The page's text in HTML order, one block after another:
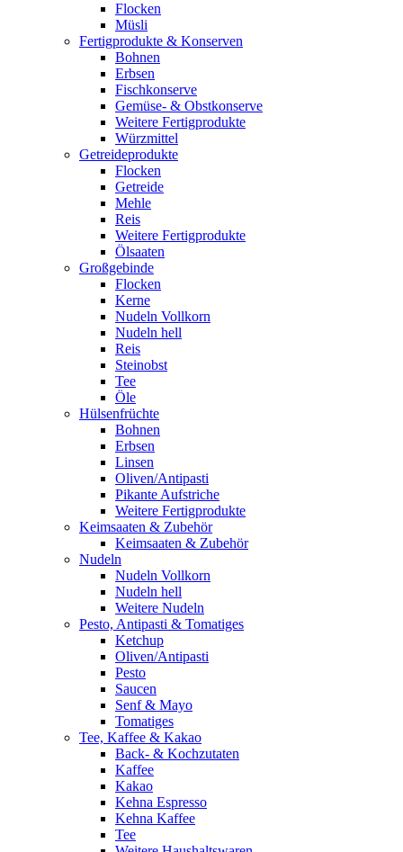
Flocken
Müsli
Fertigprodukte & Konserven
Bohnen
Erbsen
Fischkonserve
Gemüse- & Obstkonserve
Weitere Fertigprodukte
Würzmittel
Getreideprodukte
Flocken
Getreide
Mehle
Reis
Weitere Fertigprodukte
Ölsaaten
Großgebinde
Flocken
Kerne
Nudeln Vollkorn
Nudeln hell
Reis
Steinobst
Tee
Öle
Hülsenfrüchte
Bohnen
Erbsen
Linsen
Oliven/Antipasti
Pikante Aufstriche
Weitere Fertigprodukte
Keimsaaten & Zubehör
Keimsaaten & Zubehör
Nudeln
Nudeln Vollkorn
Nudeln hell
Weitere Nudeln
Pesto, Antipasti & Tomatiges
Ketchup
Oliven/Antipasti
Pesto
Saucen
Senf & Mayo
Tomatiges
Tee, Kaffee & Kakao
Back- & Kochzutaten
Kaffee
Kakao
Kehna Espresso
Kehna Kaffee
Tee